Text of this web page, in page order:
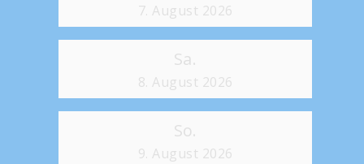
7. August 2026
Sa.
8. August 2026
So.
9. August 2026